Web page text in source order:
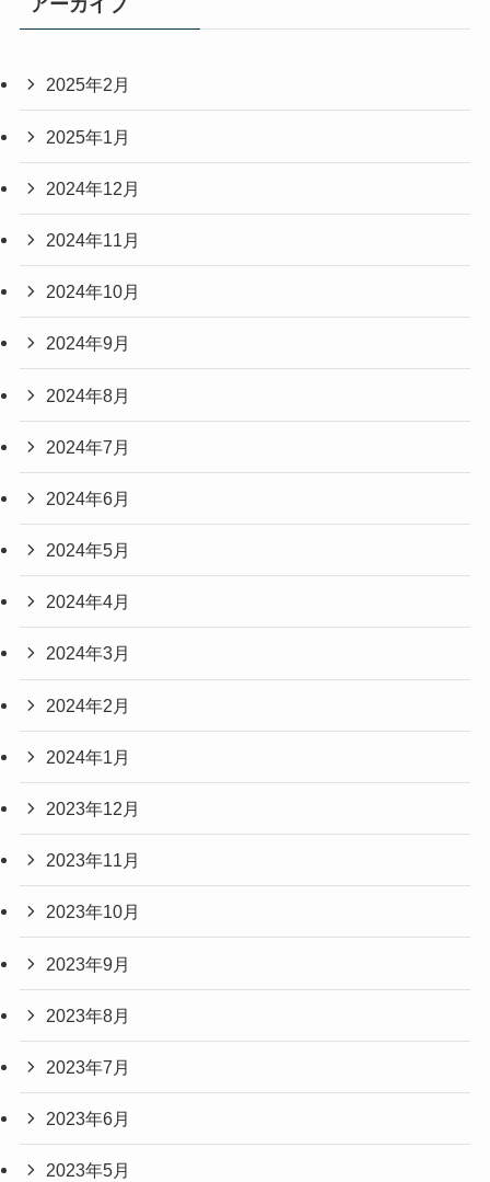
アーカイブ
2025年2月
2025年1月
2024年12月
2024年11月
2024年10月
2024年9月
2024年8月
2024年7月
2024年6月
2024年5月
2024年4月
2024年3月
2024年2月
2024年1月
2023年12月
2023年11月
2023年10月
2023年9月
2023年8月
2023年7月
2023年6月
2023年5月